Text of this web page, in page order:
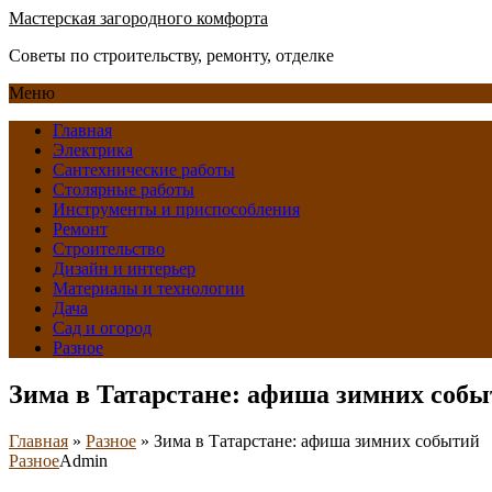
Мастерская загородного комфорта
Советы по строительству, ремонту, отделке
Меню
Главная
Электрика
Сантехнические работы
Столярные работы
Инструменты и приспособления
Ремонт
Строительство
Дизайн и интерьер
Материалы и технологии
Дача
Сад и огород
Разное
Зима в Татарстане: афиша зимних
Главная » Разное » Зима в Татарстане: афиша зимних событий
РазноеAdmin